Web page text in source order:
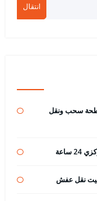
انتقال
/ ونش كرين سطحة سحب ونقل